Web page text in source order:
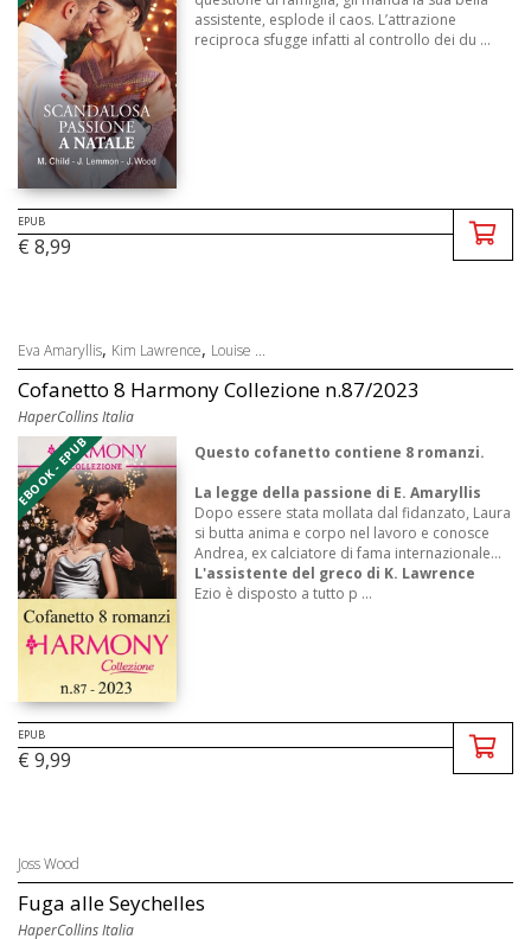
assistente, esplode il caos. L’attrazione
reciproca sfugge infatti al controllo dei du ...
EPUB
€ 8,99
Eva Amaryllis, Kim Lawrence, Louise ...
Cofanetto 8 Harmony Collezione n.87/2023
HaperCollins Italia
EBOOK - EPUB
Questo cofanetto contiene 8 romanzi.
La legge della passione di E. Amaryllis
Dopo essere stata mollata dal fidanzato, Laura
si butta anima e corpo nel lavoro e conosce
Andrea, ex calciatore di fama internazionale...
L'assistente del greco di K. Lawrence
Ezio è disposto a tutto p ...
EPUB
€ 9,99
Joss Wood
Fuga alle Seychelles
HaperCollins Italia